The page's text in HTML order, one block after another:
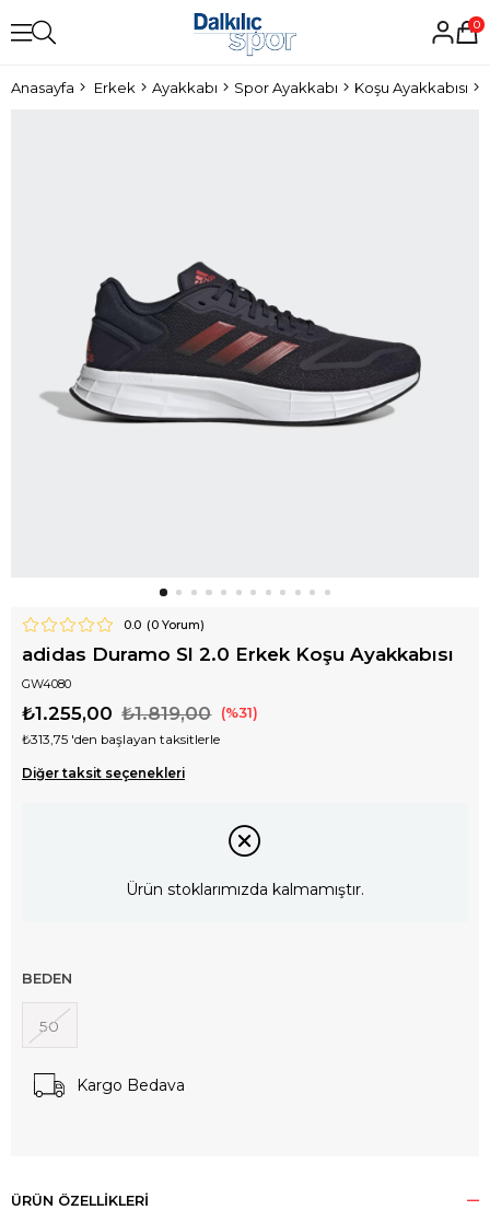
0
Anasayfa Erkek Ayakkabı Spor Ayakkabı Koşu Ayakkabısı
0.0 (0Yorum)
adidas Duramo Sl 2.0 Erkek Koşu Ayakkabısı
GW4080
₺1.819,00
₺1.255,00 31
₺313,75 'den başlayan taksitlerle
Diğer taksit seçenekleri
Ürün stoklarımızda kalmamıştır.
BEDEN
50
Kargo Bedava
ÜRÜN ÖZELLIKLERI